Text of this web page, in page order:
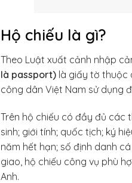
Hộ chiếu là gì?
Theo Luật xuất cảnh nhập
là passport)là giấy tờ thuộc
công dân Việt Nam sử dụng
Trên hộ chiếu có đầy đủ các
sinh; giới tính; quốc tịch; ký
năm hết hạn; số định danh
giao, hộ chiếu công vụ phù
Anh.